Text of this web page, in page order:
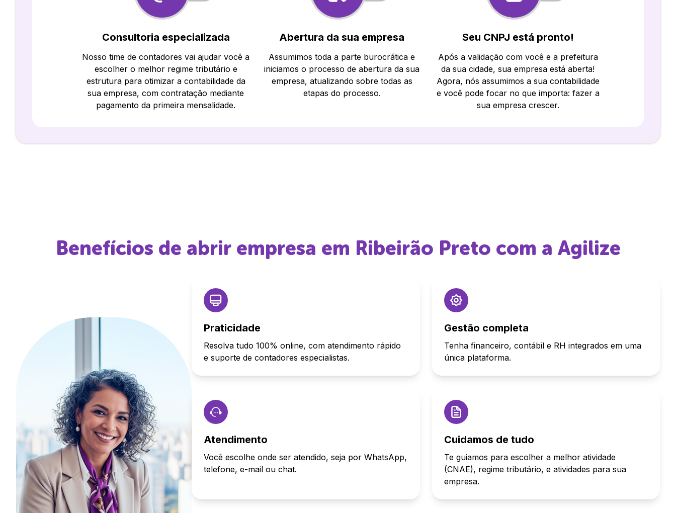
Consultoria especializada
Nosso time de contadores vai ajudar você a
escolher o melhor regime tributário e
estrutura para otimizar a contabilidade da
sua empresa, com contratação mediante
pagamento da primeira mensalidade.
Abertura da sua empresa
Assumimos toda a parte burocrática e
iniciamos o processo de abertura da sua
empresa, atualizando sobre todas as
etapas do processo.
Seu CNPJ está pronto!
Após a validação com você e a prefeitura
da sua cidade, sua empresa está aberta!
Agora, nós assumimos a sua contabilidade
e você pode focar no que importa: fazer a
sua empresa crescer.
Benefícios de abrir empresa em Ribeirão Preto com a Agilize
Praticidade
Resolva tudo 100% online, com atendimento rápido
e suporte de contadores especialistas.
Gestão completa
Tenha financeiro, contábil e RH integrados em uma
única plataforma.
Atendimento
Você escolhe onde ser atendido, seja por WhatsApp,
telefone, e-mail ou chat.
Cuidamos de tudo
Te guiamos para escolher a melhor atividade
(CNAE), regime tributário, e atividades para sua
empresa.